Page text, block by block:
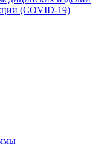
(COVID-19)